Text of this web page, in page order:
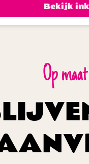
Op
Bekijk